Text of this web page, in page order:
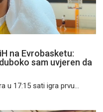
na Evrobasketu:
sam uvjeren da
u 17:15 sati igra prvu...